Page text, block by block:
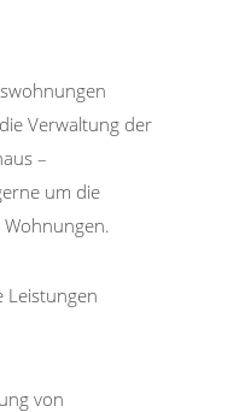
Verwaltung der
–
um die
Leistungen
von